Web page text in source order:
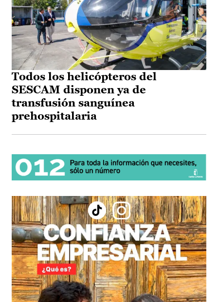
Todos los helicópteros del
SESCAM disponen ya de
transfusión sanguínea
prehospitalaria